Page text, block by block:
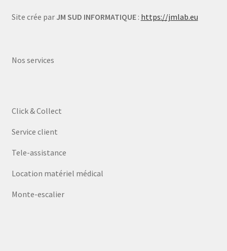
Site crée par JM SUD INFORMATIQUE: https://jmlab.eu
Nos services
Click & Collect
Service client
Tele-assistance
Location matériel médical
Monte-escalier